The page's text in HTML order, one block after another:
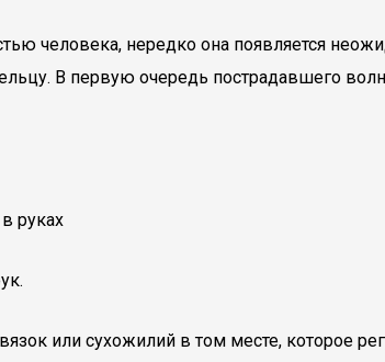
человека, нередко она появляется
В первую очередь пострадавшего
или сухожилий в том месте, которое